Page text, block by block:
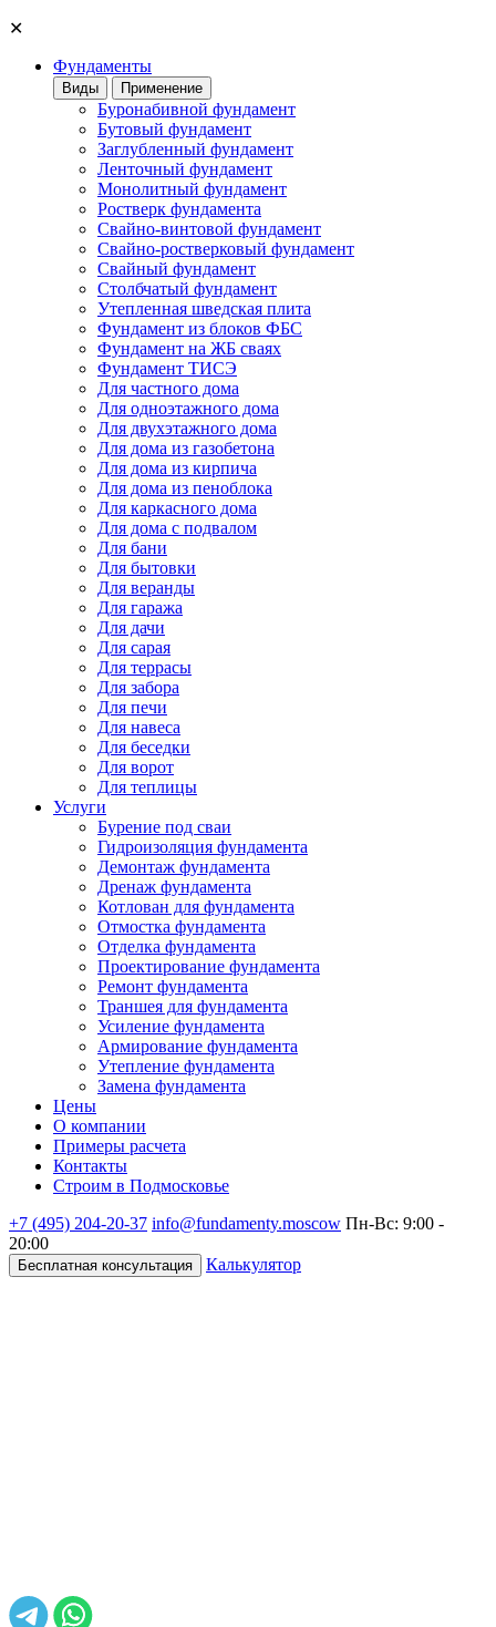
✕
Фундаменты
Виды Применение
Буронабивной фундамент
Бутовый фундамент
Заглубленный фундамент
Ленточный фундамент
Монолитный фундамент
Ростверк фундамента
Свайно-винтовой фундамент
Свайно-ростверковый фундамент
Свайный фундамент
Столбчатый фундамент
Утепленная шведская плита
Фундамент из блоков ФБС
Фундамент на ЖБ сваях
Фундамент ТИСЭ
Для частного дома
Для одноэтажного дома
Для двухэтажного дома
Для дома из газобетона
Для дома из кирпича
Для дома из пеноблока
Для каркасного дома
Для дома с подвалом
Для бани
Для бытовки
Для веранды
Для гаража
Для дачи
Для сарая
Для террасы
Для забора
Для печи
Для навеса
Для беседки
Для ворот
Для теплицы
Услуги
Бурение под сваи
Гидроизоляция фундамента
Демонтаж фундамента
Дренаж фундамента
Котлован для фундамента
Отмостка фундамента
Отделка фундамента
Проектирование фундамента
Ремонт фундамента
Траншея для фундамента
Усиление фундамента
Армирование фундамента
Утепление фундамента
Замена фундамента
Цены
О компании
Примеры расчета
Контакты
Строим в Подмосковье
+7 (495) 204-20-37 info@fundamenty.moscow Пн-Вс: 9:00 -
20:00
Бесплатная консультация Калькулятор